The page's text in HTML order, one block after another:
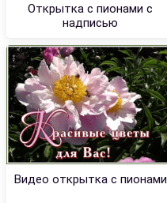
Открытка с пионами с
надписью
Видео открытка с пионами